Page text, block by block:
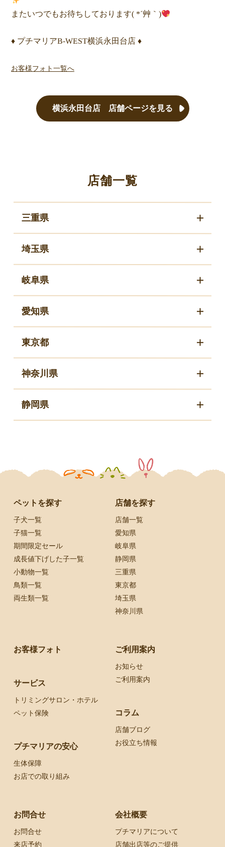
またいつでもお待ちしております( *´艸｀)
♦ プチマリアB-WEST横浜永田台店 ♦
お客様フォト一覧へ
横浜永田台店 店舗ページを見る
店舗一覧
三重県
埼玉県
岐阜県
愛知県
東京都
神奈川県
静岡県
ペットを探す
子犬一覧
子猫一覧
期間限定セール
成長値下げした子一覧
小動物一覧
鳥類一覧
両生類一覧
店舗を探す
店舗一覧
愛知県
岐阜県
静岡県
三重県
東京都
埼玉県
神奈川県
お客様フォト
サービス
トリミングサロン・ホテル
ペット保険
プチマリアの安心
生体保障
お店での取り組み
ご利用案内
お知らせ
ご利用案内
コラム
店舗ブログ
お役立ち情報
お問合せ
お問合せ
来店予約
会社概要
プチマリアについて
店舗出店等のご提供